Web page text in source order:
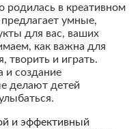
родилась в креативном
предлагает умные,
для вас, ваших
как важна для
творить и играть.
и создание
делают детей
и эффективный